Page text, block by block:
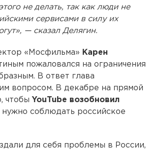
не делать, так как люди не
сервисами в силу их
— сказал Делягин.
«Мосфильма» Карен
пожаловался на ограничения
В ответ глава
вопросом. В декабре на прямой
чтобы YouTube возобновил
нужно соблюдать российское
для себя проблемы в России,